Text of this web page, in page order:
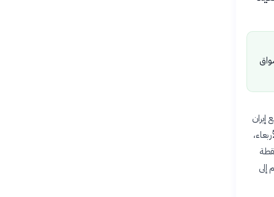
إيران
مليارات دولار لإيران، في خطوة تأتي ضمن اتفاق مؤقت من 14 نقطة
إلى